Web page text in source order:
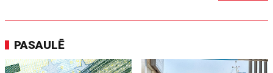
PASAULĒ